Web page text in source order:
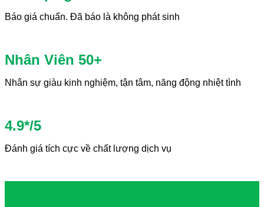
Báo giá chuẩn. Đã báo là không phát sinh
Nhân Viên 50+
Nhân sự giàu kinh nghiệm, tận tâm, năng động nhiệt tình
4.9*/5
Đánh giá tích cực về chất lượng dịch vụ